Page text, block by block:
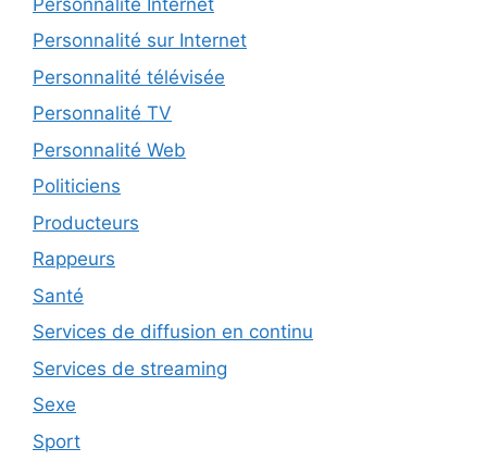
Personnalité sur Internet
Personnalité télévisée
Personnalité TV
Personnalité Web
Politiciens
Producteurs
Rappeurs
Santé
Services de diffusion en continu
Services de streaming
Sexe
Sport